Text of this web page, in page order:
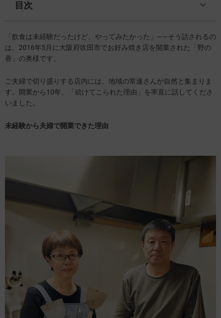
目次
「飲食は未経験だったけど、やってみたかった」——そう話されるの
は、2016年5月に大阪府吹田市でお好み焼き店を開業された「野の
香」の奥様です。
ご夫婦で切り盛りする店内には、地域の常連さんが自然と集まりま
す。開業から10年、「続けてこられた理由」を率直に話してくださ
いました。
未経験から夫婦で開業できた理由